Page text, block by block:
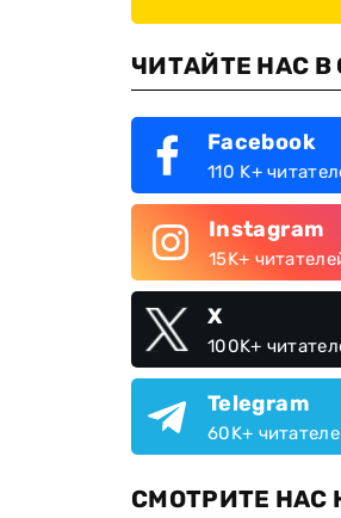
ЧИТАЙТЕ НАС В
Facebook
110 K+
Instagram
15K+
X
100K+
Telegram
60K+
СМОТРИТЕ НАС